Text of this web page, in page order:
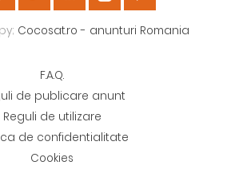
Cocosat.ro - anunturi Romania
F.A.Q.
de publicare anunt
Reguli de utilizare
de confidentialitate
Cookies